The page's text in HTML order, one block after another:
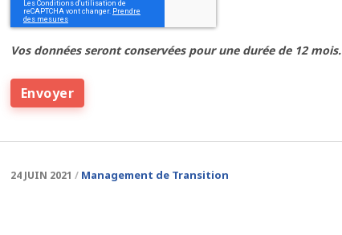
Vos données seront conservées pour une durée de 12 mois.
24 JUIN 2021 Management de Transition